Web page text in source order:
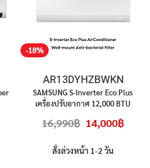
-18%
AR13DYHZBWKN
SAMSUNG S-Inverter Eco Plus
เครื่องปรับอากาศ 12,000 BTU
ใหม่ ประกันศูนย์ ราคาไม่รวมติดตั้ง
16,990฿ Original
price
16,990฿.
14,000฿price
สั่งล่วงหน้า 1-2 วัน